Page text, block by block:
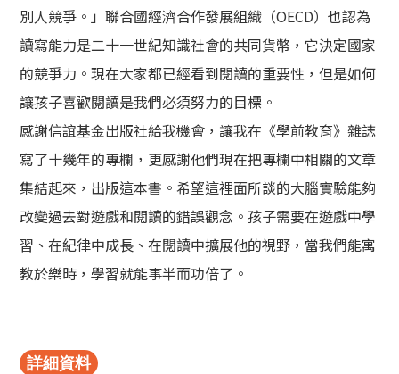
別人競爭。」聯合國經濟合作發展組織（OECD）也認為
讀寫能力是二十一世紀知識社會的共同貨幣，它決定國家
的競爭力。現在大家都已經看到閱讀的重要性，但是如何
讓孩子喜歡閱讀是我們必須努力的目標。
感謝信誼基金出版社給我機會，讓我在《學前教育》雜誌
寫了十幾年的專欄，更感謝他們現在把專欄中相關的文章
集結起來，出版這本書。希望這裡面所談的大腦實驗能夠
改變過去對遊戲和閱讀的錯誤觀念。孩子需要在遊戲中學
習、在紀律中成長、在閱讀中擴展他的視野，當我們能寓
教於樂時，學習就能事半而功倍了。
詳細資料